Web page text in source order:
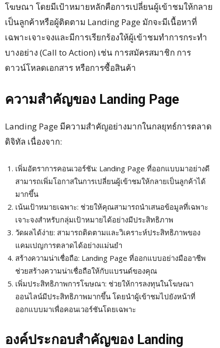
โฆษณา โดยมีเป้าหมายหลักคือการเปลี่ยนผู้เข้าชมให้กลาย
เป็นลูกค้าหรือผู้ติดตาม Landing Page มักจะมีเนื้อหาที่
เฉพาะเจาะจงและมีการเรียกร้องให้ผู้เข้าชมทำการกระทำ
บางอย่าง (Call to Action) เช่น การสมัครสมาชิก การ
ดาวน์โหลดเอกสาร หรือการซื้อสินค้า
ความสำคัญของ Landing Page
Landing Page มีความสำคัญอย่างมากในกลยุทธ์การตลาด
ดิจิทัล เนื่องจาก:
เพิ่มอัตราการคอนเวอร์ชัน: Landing Page ที่ออกแบบมาอย่างดี
สามารถเพิ่มโอกาสในการเปลี่ยนผู้เข้าชมให้กลายเป็นลูกค้าได้
มากขึ้น
เน้นเป้าหมายเฉพาะ: ช่วยให้คุณสามารถนำเสนอข้อมูลที่เฉพาะ
เจาะจงสำหรับกลุ่มเป้าหมายได้อย่างมีประสิทธิภาพ
วัดผลได้ง่าย: สามารถติดตามและวิเคราะห์ประสิทธิภาพของ
แคมเปญการตลาดได้อย่างแม่นยำ
สร้างความน่าเชื่อถือ: Landing Page ที่ออกแบบอย่างมืออาชีพ
ช่วยสร้างความน่าเชื่อถือให้กับแบรนด์ของคุณ
เพิ่มประสิทธิภาพการโฆษณา: ช่วยให้การลงทุนในโฆษณา
ออนไลน์มีประสิทธิภาพมากขึ้น โดยนำผู้เข้าชมไปยังหน้าที่
ออกแบบมาเพื่อคอนเวอร์ชันโดยเฉพาะ
องค์ประกอบสำคัญของ Landing